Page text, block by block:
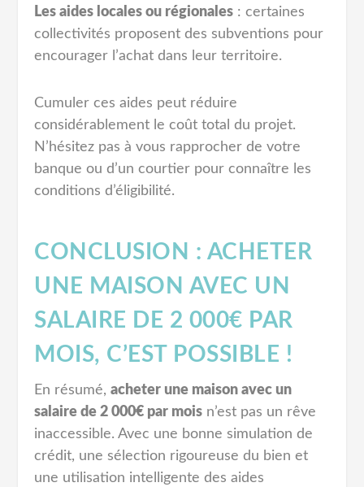
Les aides locales ou régionales : certaines
collectivités proposent des subventions pour
encourager l’achat dans leur territoire.
Cumuler ces aides peut réduire
considérablement le coût total du projet.
N’hésitez pas à vous rapprocher de votre
banque ou d’un courtier pour connaître les
conditions d’éligibilité.
CONCLUSION : ACHETER
UNE MAISON AVEC UN
SALAIRE DE 2 000€ PAR
MOIS, C’EST POSSIBLE !
En résumé,acheter une maison avec un
salaire de 2 000€ par mois n’est pas un rêve
inaccessible. Avec une bonne simulation de
crédit, une sélection rigoureuse du bien et
une utilisation intelligente des aides